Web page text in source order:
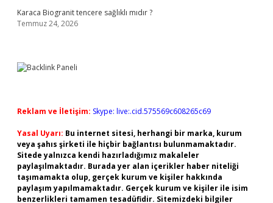
Karaca Biogranit tencere sağlıklı mıdır ?
Temmuz 24, 2026
Reklam ve İletişim: Skype: live:.cid.575569c608265c69
Yasal Uyarı: Bu internet sitesi, herhangi bir marka, kurum
veya şahıs şirketi ile hiçbir bağlantısı bulunmamaktadır.
Sitede yalnızca kendi hazırladığımız makaleler
paylaşılmaktadır. Burada yer alan içerikler haber niteliği
taşımamakta olup, gerçek kurum ve kişiler hakkında
paylaşım yapılmamaktadır. Gerçek kurum ve kişiler ile isim
benzerlikleri tamamen tesadüfidir. Sitemizdeki bilgiler